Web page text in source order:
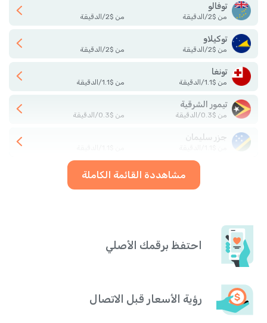
توفالو
من $
2
/الدقيقة من $
2
/الدقيقة
توكيلاو
من $
2
/الدقيقة من $
2
/الدقيقة
تونغا
من $
1.1
/الدقيقة من $
1.1
/الدقيقة
تيمور الشرقية
من $
0.3
/الدقيقة من $
0.3
/الدقيقة
جزر سليمان
مشاهددة القائمة الكاملة
احتفظ برقمك الأصلي
رؤية الأسعار قبل الاتصال